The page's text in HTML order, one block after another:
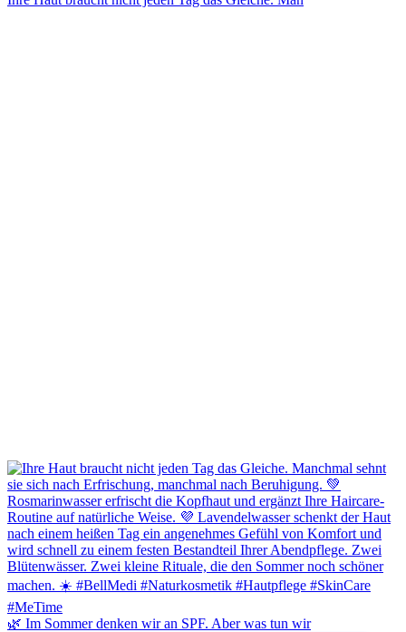
🌿 Im Sommer denken wir an SPF. Aber was tun wir